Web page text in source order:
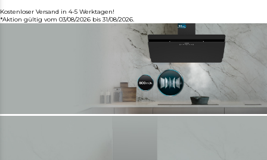
Kostenloser Versand in 4-5 Werktagen!
*Aktion gültig vom 03/08/2026 bis 31/08/2026.